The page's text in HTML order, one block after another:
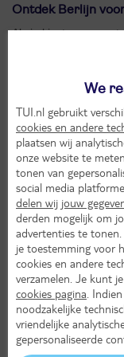
Ontdek Berlijn
Als je kiest voor een
de rechtstreekse ICE
Amsterdam
Je zorgt dan zelf
reserveren uiteraard
ongeveer 6 uur van
Berlijn.Vanaf hier
Berlijnbegint direct.
Je kiest dan tijdens
Stap in op elk station
hoeft niet vooraf
naar Duisburg waar
laatste deel van de
reserveren een
aangekomen? Dan
Natuurlijk is er
Berlijnse Muur en de
op de afstanden en
Berlin Cardbij. Dan
eens korting op de
We
TUI.nl gebruikt
cookies en andere
plaatsen wij
onze website te
tonen van
social media
delen wij jouw
derden mogelijk om
advertenties te
je toestemming voor
cookies en andere
verzamelen. Je kunt
cookies pagina .
noodzakelijke
vriendelijke
gepersonaliseerde